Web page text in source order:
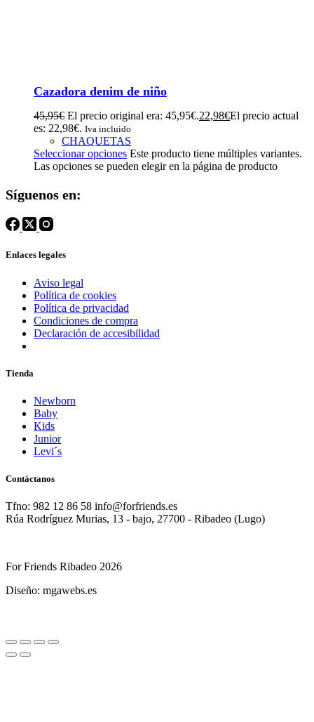
Cazadora denim de niño
45,95€ El precio original era: 45,95€.22,98€El precio actual
es: 22,98€. Iva incluido
CHAQUETAS
Seleccionar opciones Este producto tiene múltiples variantes.
Las opciones se pueden elegir en la página de producto
Síguenos en:
Enlaces legales
Aviso legal
Política de cookies
Política de privacidad
Condiciones de compra
Declaración de accesibilidad
Tienda
Newborn
Baby
Kids
Junior
Levi´s
Contáctanos
Tfno: 982 12 86 58 info@forfriends.es
Rúa Rodríguez Murias, 13 - bajo, 27700 - Ribadeo (Lugo)
For Friends Ribadeo 2026
Diseño: mgawebs.es